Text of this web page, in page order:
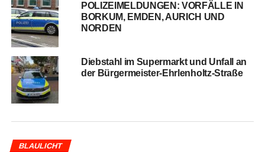
POLIZEIMELDUNGEN: VORFÄLLE IN
BORKUM, EMDEN, AURICH UND
NORDEN
Dieb­stahl im Super­markt und Unfall an
der Bürgermeister-Ehrlenholtz-Straße
BLAULICHT